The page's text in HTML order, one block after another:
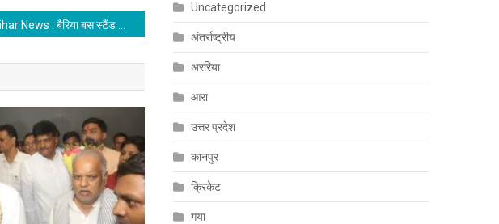
Uncategorized
अंतर्राष्ट्रीय
अररिया
आरा
उत्तर प्रदेश
कानपुर
क्रिकेट
गया